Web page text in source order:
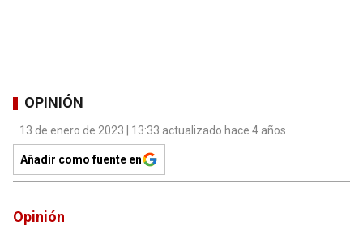
OPINIÓN
13 de enero de 2023 | 13:33 actualizado hace 4 años
Añadir como fuente en
Opinión